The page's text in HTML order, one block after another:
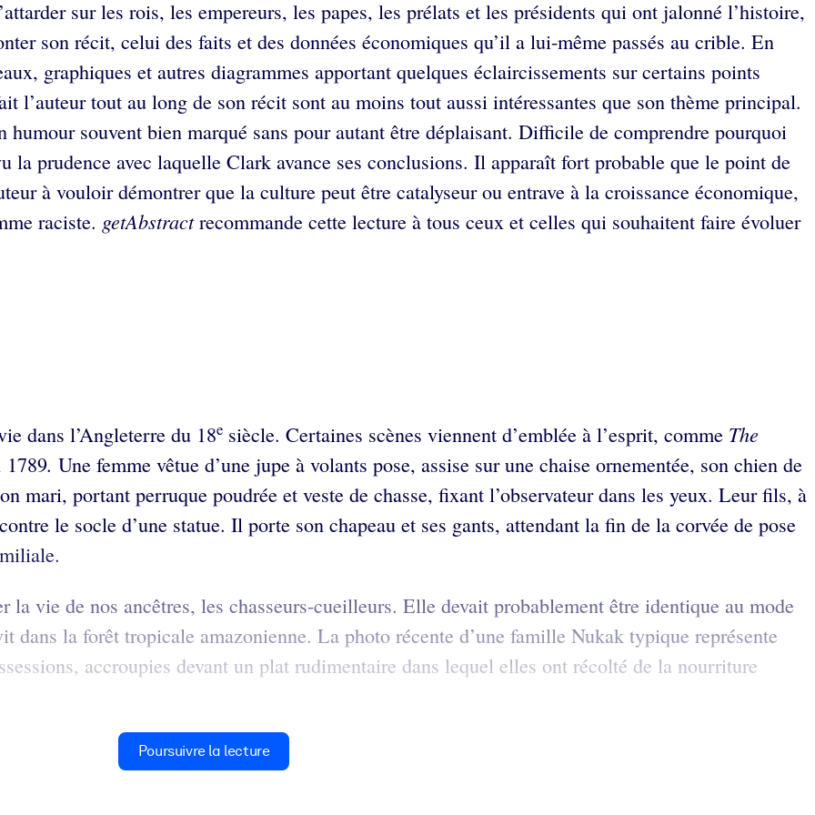
sur les rois, les empereurs, les papes, les prélats et les présidents qui ont jalonné l’histoire,
son récit, celui des faits et des données économiques qu’il a lui-même passés au crible. En
graphiques et autres diagrammes apportant quelques éclaircissements sur certains points
l’auteur tout au long de son récit sont au moins tout aussi intéressantes que son thème principal.
humour souvent bien marqué sans pour autant être déplaisant. Difficile de comprendre pourquoi
la prudence avec laquelle Clark avance ses conclusions. Il apparaît fort probable que le point de
à vouloir démontrer que la culture peut être catalyseur ou entrave à la croissance économique,
raciste. getAbstractrecommande cette lecture à tous ceux et celles qui souhaitent faire évoluer
dans l’Angleterre du 18e siècle. Certaines scènes viennent d’emblée à l’esprit, comme The
1789. Une femme vêtue d’une jupe à volants pose, assise sur une chaise ornementée, son chien de
mari, portant perruque poudrée et veste de chasse, fixant l’observateur dans les yeux. Leur fils, à
le socle d’une statue. Il porte son chapeau et ses gants, attendant la fin de la corvée de pose
vie de nos ancêtres, les chasseurs-cueilleurs. Elle devait probablement être identique au mode
dans la forêt tropicale amazonienne. La photo récente d’une famille Nukak typique représente
accroupies devant un plat rudimentaire dans lequel elles ont récolté de la nourriture
Poursuivre la lecture